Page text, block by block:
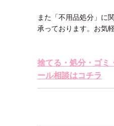
また「不用品処分」に
承っております。お気
捨てる・処分・ゴミ
ール相談はコチラ